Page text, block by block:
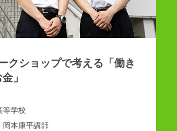
クショップで考える「働き
」
等学校
本康平講師